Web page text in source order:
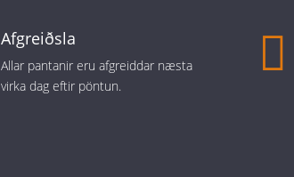
Afgreiðsla
Allar pantanir eru afgreiddar næsta
virka dag eftir pöntun.
